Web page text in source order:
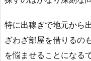
特に出稼ぎで地元から
ざわざ部屋を借りるの
を悩ませることになる